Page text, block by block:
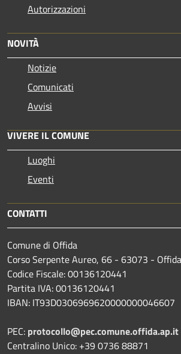
Autorizzazioni
NOVITÀ
Notizie
Comunicati
Avvisi
VIVERE IL COMUNE
Luoghi
Eventi
CONTATTI
Comune di Offida
Corso Serpente Aureo, 66 - 63073 -
Codice Fiscale: 00136120441
Partita IVA: 00136120441
IBAN: IT93D0306969620000000046607
PEC: protocollo@pec.comune.offida.ap.it
Centralino Unico: +39 0736 88871